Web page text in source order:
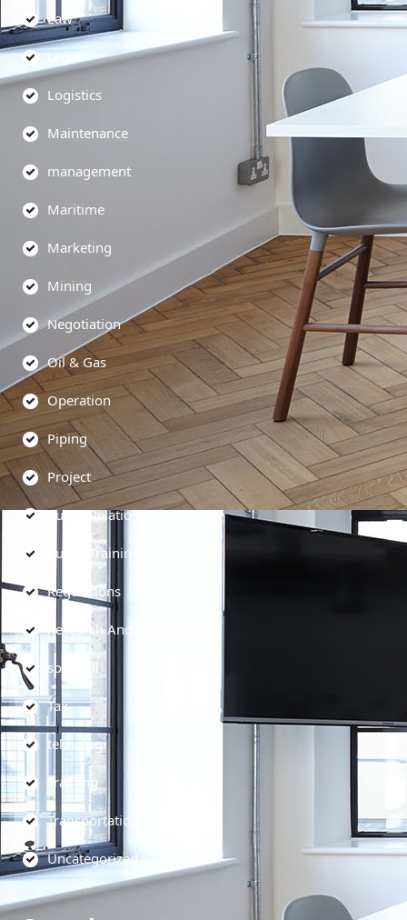
Law
Legal
Logistics
Maintenance
management
Maritime
Marketing
Mining
Negotiation
Oil & Gas
Operation
Piping
Project
Public Relations
Public Training
Regulations
Research And Development
soft skill
Tax
teknologi
Training
Transportation
Uncategorized